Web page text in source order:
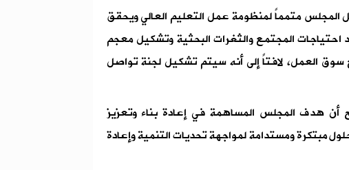
المجلس متمماً لمنظومة عمل التعليم العالي ويحقق
احتياجات المجتمع والثغرات البحثية وتشكيل معجم
العمل، لافتاً إلى أنه سيتم تشكيل لجنة تواصل
هدف المجلس المساهمة في إعادة بناء وتعزيز
مبتكرة ومستدامة لمواجهة تحديات التنمية وإعادة